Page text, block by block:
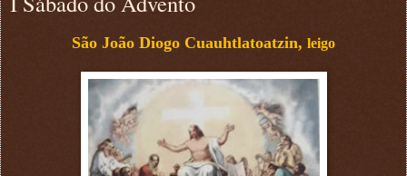
São João Diogo Cuauhtlatoatzin, leigo